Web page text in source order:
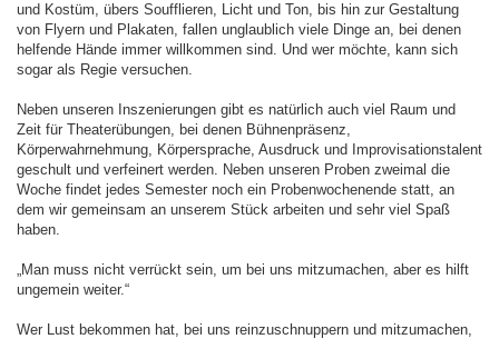
und Kostüm, übers Soufflieren, Licht und Ton, bis hin zur Gestaltung
von Flyern und Plakaten, fallen unglaublich viele Dinge an, bei denen
helfende Hände immer willkommen sind. Und wer möchte, kann sich
sogar als Regie versuchen.
Neben unseren Inszenierungen gibt es natürlich auch viel Raum und
Zeit für Theaterübungen, bei denen Bühnenpräsenz,
Körperwahrnehmung, Körpersprache, Ausdruck und Improvisationstalent
geschult und verfeinert werden. Neben unseren Proben zweimal die
Woche findet jedes Semester noch ein Probenwochenende statt, an
dem wir gemeinsam an unserem Stück arbeiten und sehr viel Spaß
haben.
„Man muss nicht verrückt sein, um bei uns mitzumachen, aber es hilft
ungemein weiter.“
Wer Lust bekommen hat, bei uns reinzuschnuppern und mitzumachen,